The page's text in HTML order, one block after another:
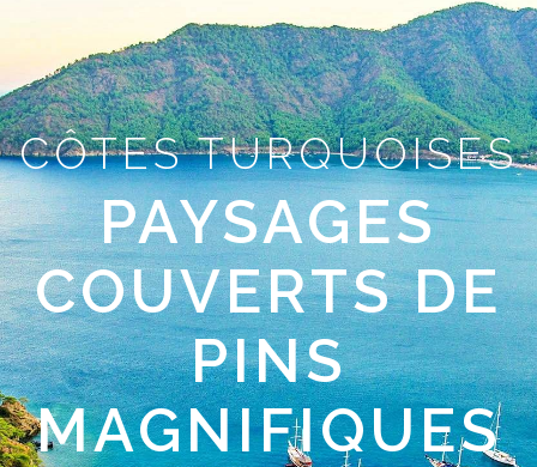
CÔTES TURQUOISES
PAYSAGES
COUVERTS DE
PINS
MAGNIFIQUES